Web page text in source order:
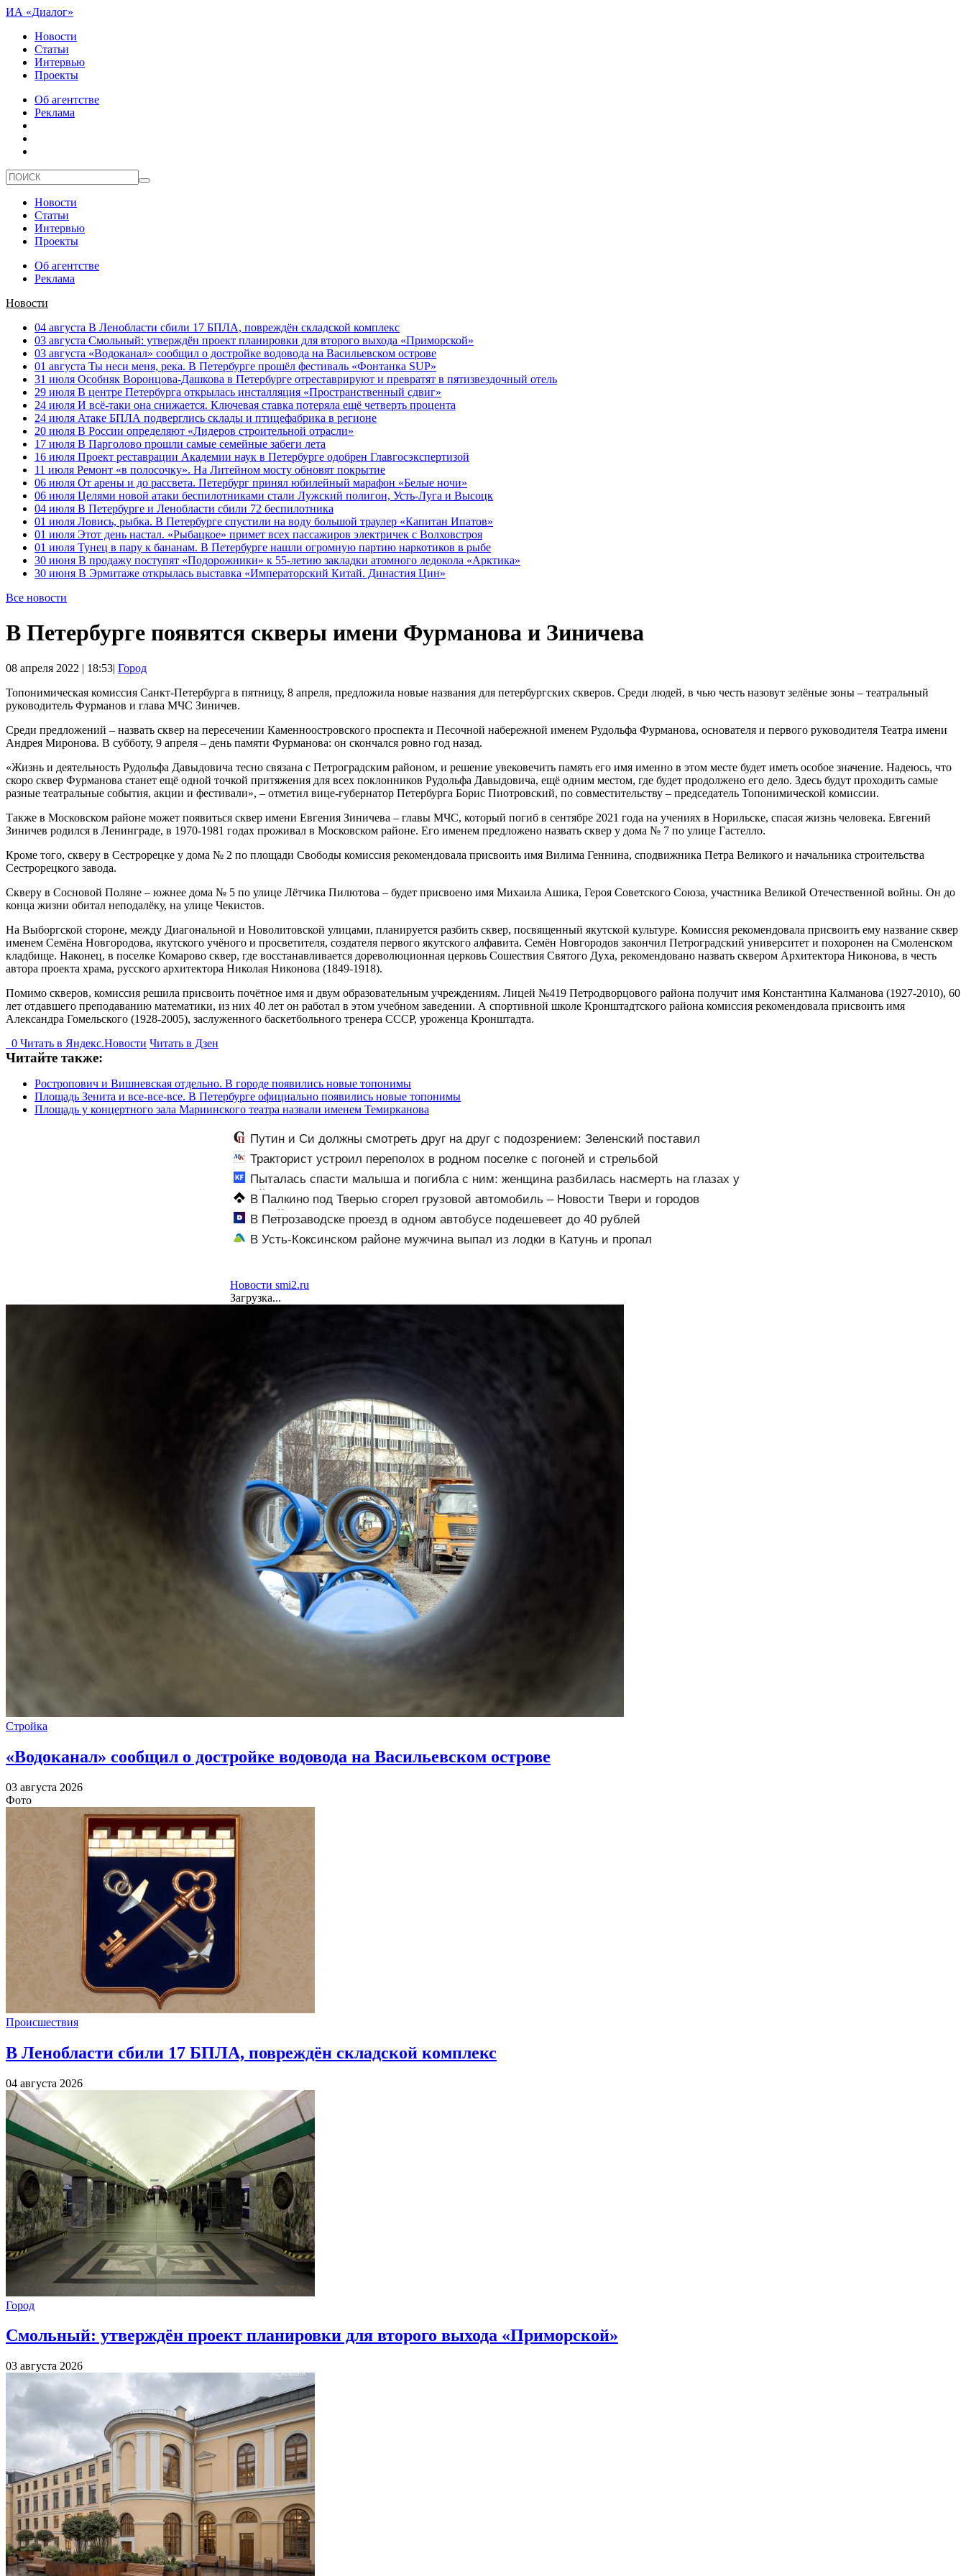
ИА «Диалог»
Новости
Статьи
Интервью
Проекты
Об агентстве
Реклама
Новости
Статьи
Интервью
Проекты
Об агентстве
Реклама
Новости
04 августа В Ленобласти сбили 17 БПЛА, повреждён складской комплекс
03 августа Смольный: утверждён проект планировки для второго выхода «Приморской»
03 августа «Водоканал» сообщил о достройке водовода на Васильевском острове
01 августа Ты неси меня, река. В Петербурге прошёл фестиваль «Фонтанка SUP»
31 июля Особняк Воронцова-Дашкова в Петербурге отреставрируют и превратят в пятизвездочный отель
29 июля В центре Петербурга открылась инсталляция «Пространственный сдвиг»
24 июля И всё-таки она снижается. Ключевая ставка потеряла ещё четверть процента
24 июля Атаке БПЛА подверглись склады и птицефабрика в регионе
20 июля В России определяют «Лидеров строительной отрасли»
17 июля В Парголово прошли самые семейные забеги лета
16 июля Проект реставрации Академии наук в Петербурге одобрен Главгосэкспертизой
11 июля Ремонт «в полосочку». На Литейном мосту обновят покрытие
06 июля От арены и до рассвета. Петербург принял юбилейный марафон «Белые ночи»
06 июля Целями новой атаки беспилотниками стали Лужский полигон, Усть-Луга и Высоцк
04 июля В Петербурге и Ленобласти сбили 72 беспилотника
01 июля Ловись, рыбка. В Петербурге спустили на воду большой траулер «Капитан Ипатов»
01 июля Этот день настал. «Рыбацкое» примет всех пассажиров электричек с Волховстроя
01 июля Тунец в пару к бананам. В Петербурге нашли огромную партию наркотиков в рыбе
30 июня В продажу поступят «Подорожники» к 55-летию закладки атомного ледокола «Арктика»
30 июня В Эрмитаже открылась выставка «Императорский Китай. Династия Цин»
Все новости
В Петербурге появятся скверы имени Фурманова и Зиничева
08 апреля 2022 | 18:53| Город
Топонимическая комиссия Санкт-Петербурга в пятницу, 8 апреля, предложила новые названия для петербургских скверов. Среди людей, в чью честь назовут зелёные зоны – театральный
руководитель Фурманов и глава МЧС Зиничев.
Среди предложений – назвать сквер на пересечении Каменноостровского проспекта и Песочной набережной именем Рудольфа Фурманова, основателя и первого руководителя Театра имени
Андрея Миронова. В субботу, 9 апреля – день памяти Фурманова: он скончался ровно год назад.
«Жизнь и деятельность Рудольфа Давыдовича тесно связана с Петроградским районом, и решение увековечить память его имя именно в этом месте будет иметь особое значение. Надеюсь, что
скоро сквер Фурманова станет ещё одной точкой притяжения для всех поклонников Рудольфа Давыдовича, ещё одним местом, где будет продолжено его дело. Здесь будут проходить самые
разные театральные события, акции и фестивали», – отметил вице-губернатор Петербурга Борис Пиотровский, по совместительству – председатель Топонимической комиссии.
Также в Московском районе может появиться сквер имени Евгения Зиничева – главы МЧС, который погиб в сентябре 2021 года на учениях в Норильске, спасая жизнь человека. Евгений
Зиничев родился в Ленинграде, в 1970-1981 годах проживал в Московском районе. Его именем предложено назвать сквер у дома № 7 по улице Гастелло.
Кроме того, скверу в Сестрорецке у дома № 2 по площади Свободы комиссия рекомендовала присвоить имя Вилима Геннина, сподвижника Петра Великого и начальника строительства
Сестрорецкого завода.
Скверу в Сосновой Поляне – южнее дома № 5 по улице Лётчика Пилютова – будет присвоено имя Михаила Ашика, Героя Советского Союза, участника Великой Отечественной войны. Он до
конца жизни обитал неподалёку, на улице Чекистов.
На Выборгской стороне, между Диагональной и Новолитовской улицами, планируется разбить сквер, посвященный якутской культуре. Комиссия рекомендовала присвоить ему название сквер
именем Семёна Новгородова, якутского учёного и просветителя, создателя первого якутского алфавита. Семён Новгородов закончил Петроградский университет и похоронен на Смоленском
кладбище. Наконец, в поселке Комарово сквер, где восстанавливается дореволюционная церковь Сошествия Святого Духа, рекомендовано назвать сквером Архитектора Никонова, в честь
автора проекта храма, русского архитектора Николая Никонова (1849-1918).
Помимо скверов, комиссия решила присвоить почётное имя и двум образовательным учреждениям. Лицей №419 Петродворцового района получит имя Константина Калманова (1927-2010), 60
лет отдавшего преподаванию математики, из них 40 лет он работал в этом учебном заведении. А спортивной школе Кронштадтского района комиссия рекомендовала присвоить имя
Александра Гомельского (1928-2005), заслуженного баскетбольного тренера СССР, уроженца Кронштадта.
0 Читать в Яндекс.Новости Читать в Дзен
Читайте также:
Ростропович и Вишневская отдельно. В городе появились новые топонимы
Площадь Зенита и все-все-все. В Петербурге официально появились новые топонимы
Площадь у концертного зала Мариинского театра назвали именем Темирканова
Путин и Си должны смотреть друг на друг с подозрением: Зеленский поставил
задачу своим дипломатам
Тракторист устроил переполох в родном поселке с погоней и стрельбой
Пыталась спасти малыша и погибла с ним: женщина разбилась насмерть на глазах у
детей 06/08/2026 – Новости
В Палкино под Тверью сгорел грузовой автомобиль – Новости Твери и городов
Тверской области сегодня - Afanasy.biz – Тверские новости. Новости Твери. Тверь
новости. Новос
В Петрозаводске проезд в одном автобусе подешевеет до 40 рублей
В Усть-Коксинском районе мужчина выпал из лодки в Катунь и пропал
Новости smi2.ru
Загрузка...
Стройка
«Водоканал» сообщил о достройке водовода на Васильевском острове
03 августа 2026
Фото
Происшествия
В Ленобласти сбили 17 БПЛА, повреждён складской комплекс
04 августа 2026
Город
Смольный: утверждён проект планировки для второго выхода «Приморской»
03 августа 2026